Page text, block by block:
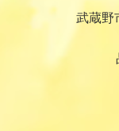
武蔵野